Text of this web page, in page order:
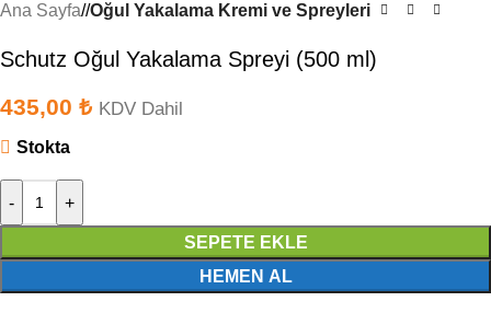
Ana Sayfa/ Oğul Yakalama Kremi ve Spreyleri
Schutz Oğul Yakalama Spreyi (500 ml)
435,00 ₺ KDV Dahil
Stokta
- +
SEPETE EKLE
HEMEN AL